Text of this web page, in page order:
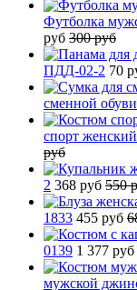
Футболка
руб 300 руб
ПДД-02-2 70
сменной
спорт
руб
2 368 руб 550
1833 455 руб
0139 1 377 руб
мужской